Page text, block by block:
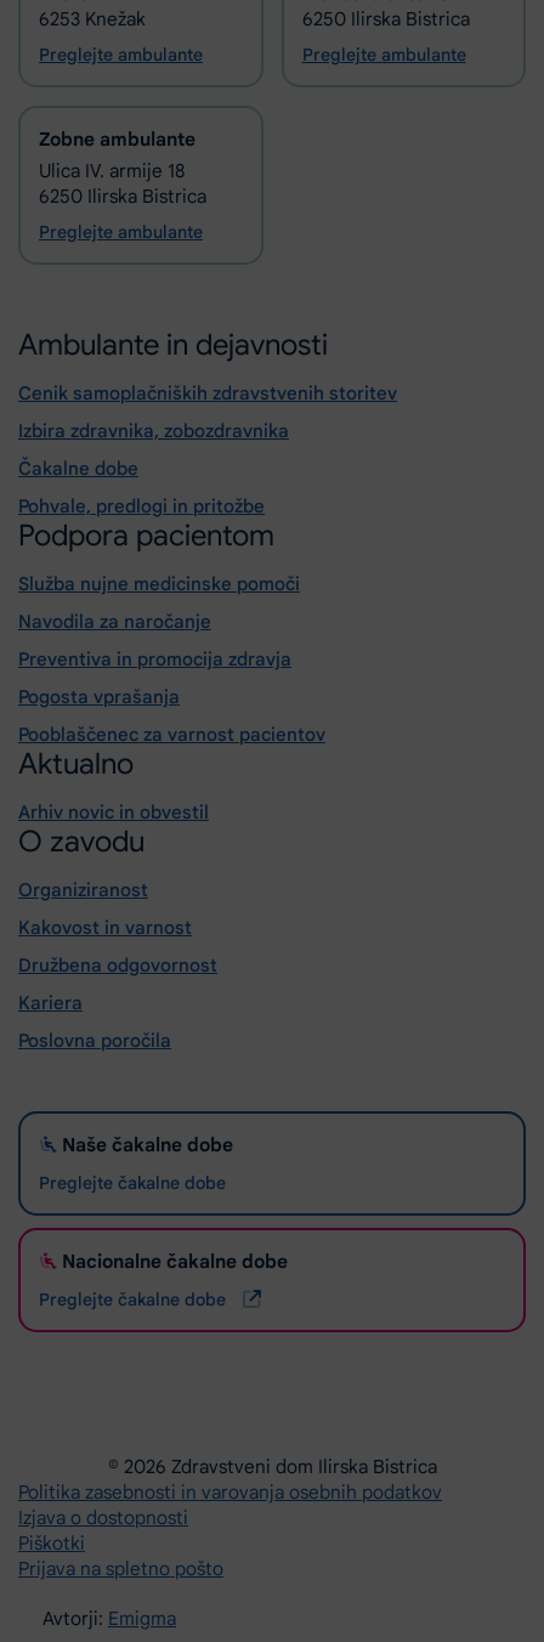
6253 Knežak
Preglejte ambulante
6250 Ilirska Bistrica
Preglejte ambulante
Zobne ambulante
Ulica IV. armije 18
6250 Ilirska Bistrica
Preglejte ambulante
Ambulante in dejavnosti
Cenik samoplačniških zdravstvenih storitev
Izbira zdravnika, zobozdravnika
Čakalne dobe
Pohvale, predlogi in pritožbe
Podpora pacientom
Služba nujne medicinske pomoči
Navodila za naročanje
Preventiva in promocija zdravja
Pogosta vprašanja
Pooblaščenec za varnost pacientov
Aktualno
Arhiv novic in obvestil
O zavodu
Organiziranost
Kakovost in varnost
Družbena odgovornost
Kariera
Poslovna poročila
Naše čakalne dobe
Preglejte čakalne dobe
Nacionalne čakalne dobe
Preglejte čakalne dobe
© 2026 Zdravstveni dom Ilirska Bistrica
Politika zasebnosti in varovanja osebnih podatkov
Izjava o dostopnosti
Piškotki
Prijava na spletno pošto
Avtorji: Emigma